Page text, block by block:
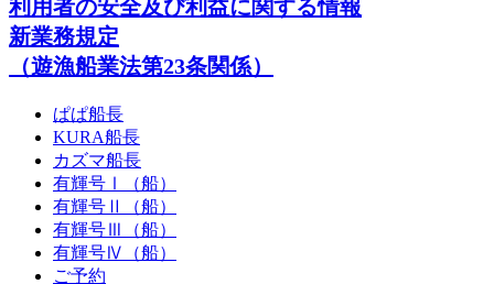
利用者の安全及び利益に関する情報
新業務規定
（遊漁船業法第23条関係）
ぱぱ船長
KURA船長
カズマ船長
有輝号Ⅰ（船）
有輝号Ⅱ（船）
有輝号Ⅲ（船）
有輝号Ⅳ（船）
ご予約